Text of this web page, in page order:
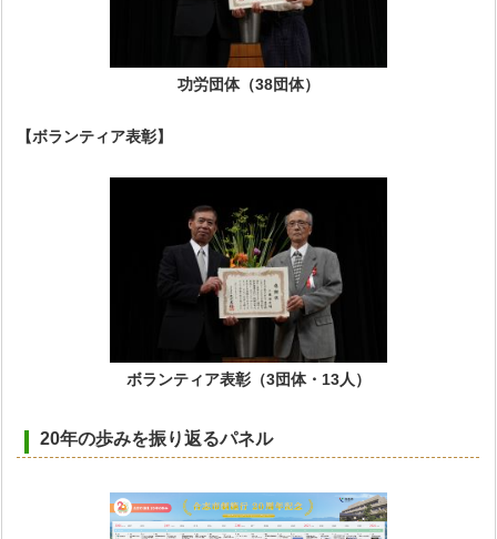
功労団体（38団体）
【ボランティア表彰】
ボランティア表彰（3団体・13人）
20年の歩みを振り返るパネル